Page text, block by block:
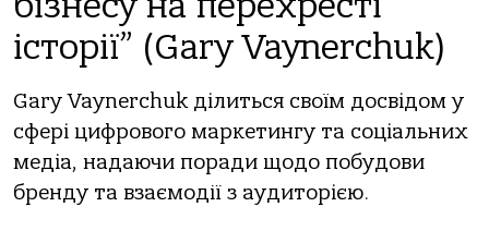
історії” (Gary Vaynerchuk)
Gary Vaynerchuk ділиться своїм досвідом у
сфері цифрового маркетингу та соціальних
медіа, надаючи поради щодо побудови
бренду та взаємодії з аудиторією.